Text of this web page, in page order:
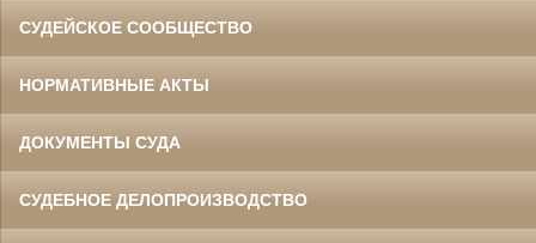
СУДЕЙСКОЕ СООБЩЕСТВО
НОРМАТИВНЫЕ АКТЫ
ДОКУМЕНТЫ СУДА
СУДЕБНОЕ ДЕЛОПРОИЗВОДСТВО